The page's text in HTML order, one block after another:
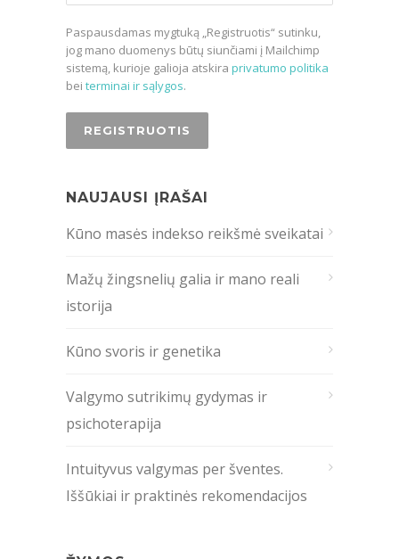
Paspausdamas mygtuką „Registruotis“ sutinku,
jog mano duomenys būtų siunčiami į Mailchimp
sistemą, kurioje galioja atskira privatumo politika
bei terminai ir sąlygos.
NAUJAUSI ĮRAŠAI
Kūno masės indekso reikšmė sveikatai
Mažų žingsnelių galia ir mano reali
istorija
Kūno svoris ir genetika
Valgymo sutrikimų gydymas ir
psichoterapija
Intuityvus valgymas per šventes.
Iššūkiai ir praktinės rekomendacijos